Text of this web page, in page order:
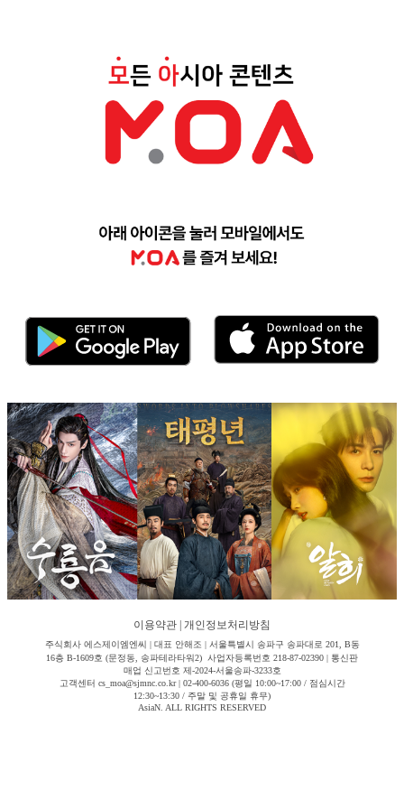
이용약관 개인정보처리방침
주식회사 에스제이엠엔씨 | 대표 안해조 | 서울특별시 송파구 송파대로 201, B동
16층 B-1609호 (문정동, 송파테라타워2) 사업자등록번호 218-87-02390 | 통신판
매업 신고번호 제-2024-서울송파-3233호
고객센터 cs_moa@sjmnc.co.kr | 02-400-6036 (평일 10:00~17:00 / 점심시간
12:30~13:30 / 주말 및 공휴일 휴무)
AsiaN. ALL RIGHTS RESERVED